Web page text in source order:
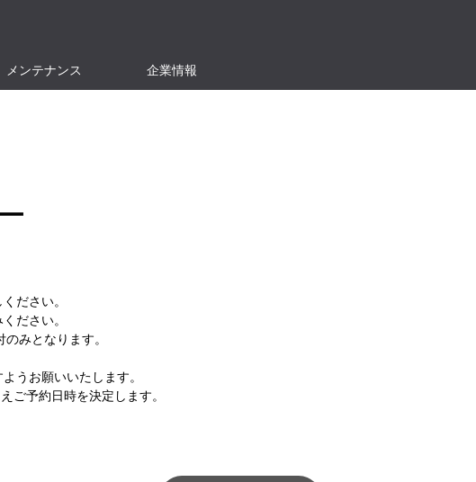
メンテナンス 企業情報
ださい。
ださい。
みとなります。
うお願いいたします。
ご予約日時を決定します。